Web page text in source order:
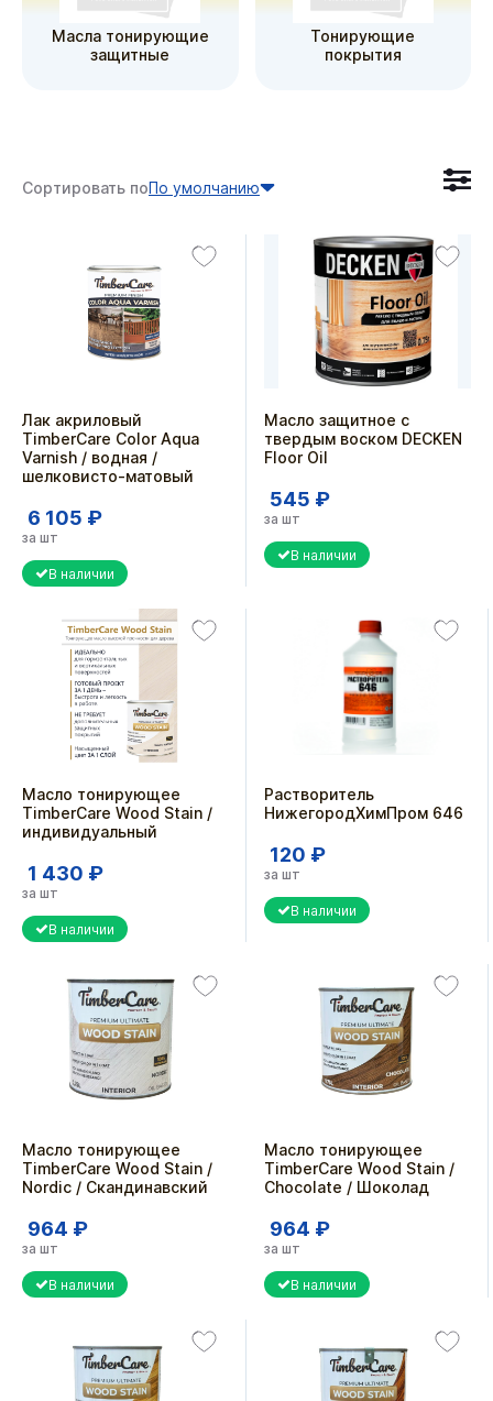
Масла тонирующие
защитные
Тонирующие
покрытия
Сортировать поПо умолчанию
Лак акриловый
TimberCare Color Aqua
Varnish / водная /
шелковисто-матовый
6 105 ₽
за шт
В наличии
Масло защитное с
твердым воском DECKEN
Floor Oil
545 ₽
за шт
В наличии
Масло тонирующее
TimberCare Wood Stain /
индивидуальный
1 430 ₽
за шт
В наличии
Растворитель
НижегородХимПром 646
120 ₽
за шт
В наличии
Масло тонирующее
TimberCare Wood Stain /
Nordic / Скандинавский
964 ₽
за шт
В наличии
Масло тонирующее
TimberCare Wood Stain /
Chocolate / Шоколад
964 ₽
за шт
В наличии